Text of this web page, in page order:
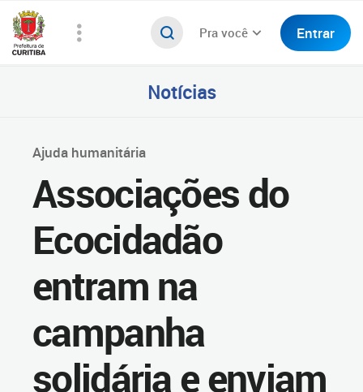
Pra você Entrar
Notícias
Ajuda humanitária
Associações do
Ecocidadão
entram na
campanha
solidária e enviam